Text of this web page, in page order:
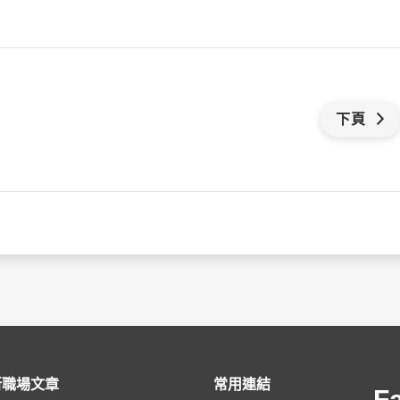
下頁
場文章 常用連結